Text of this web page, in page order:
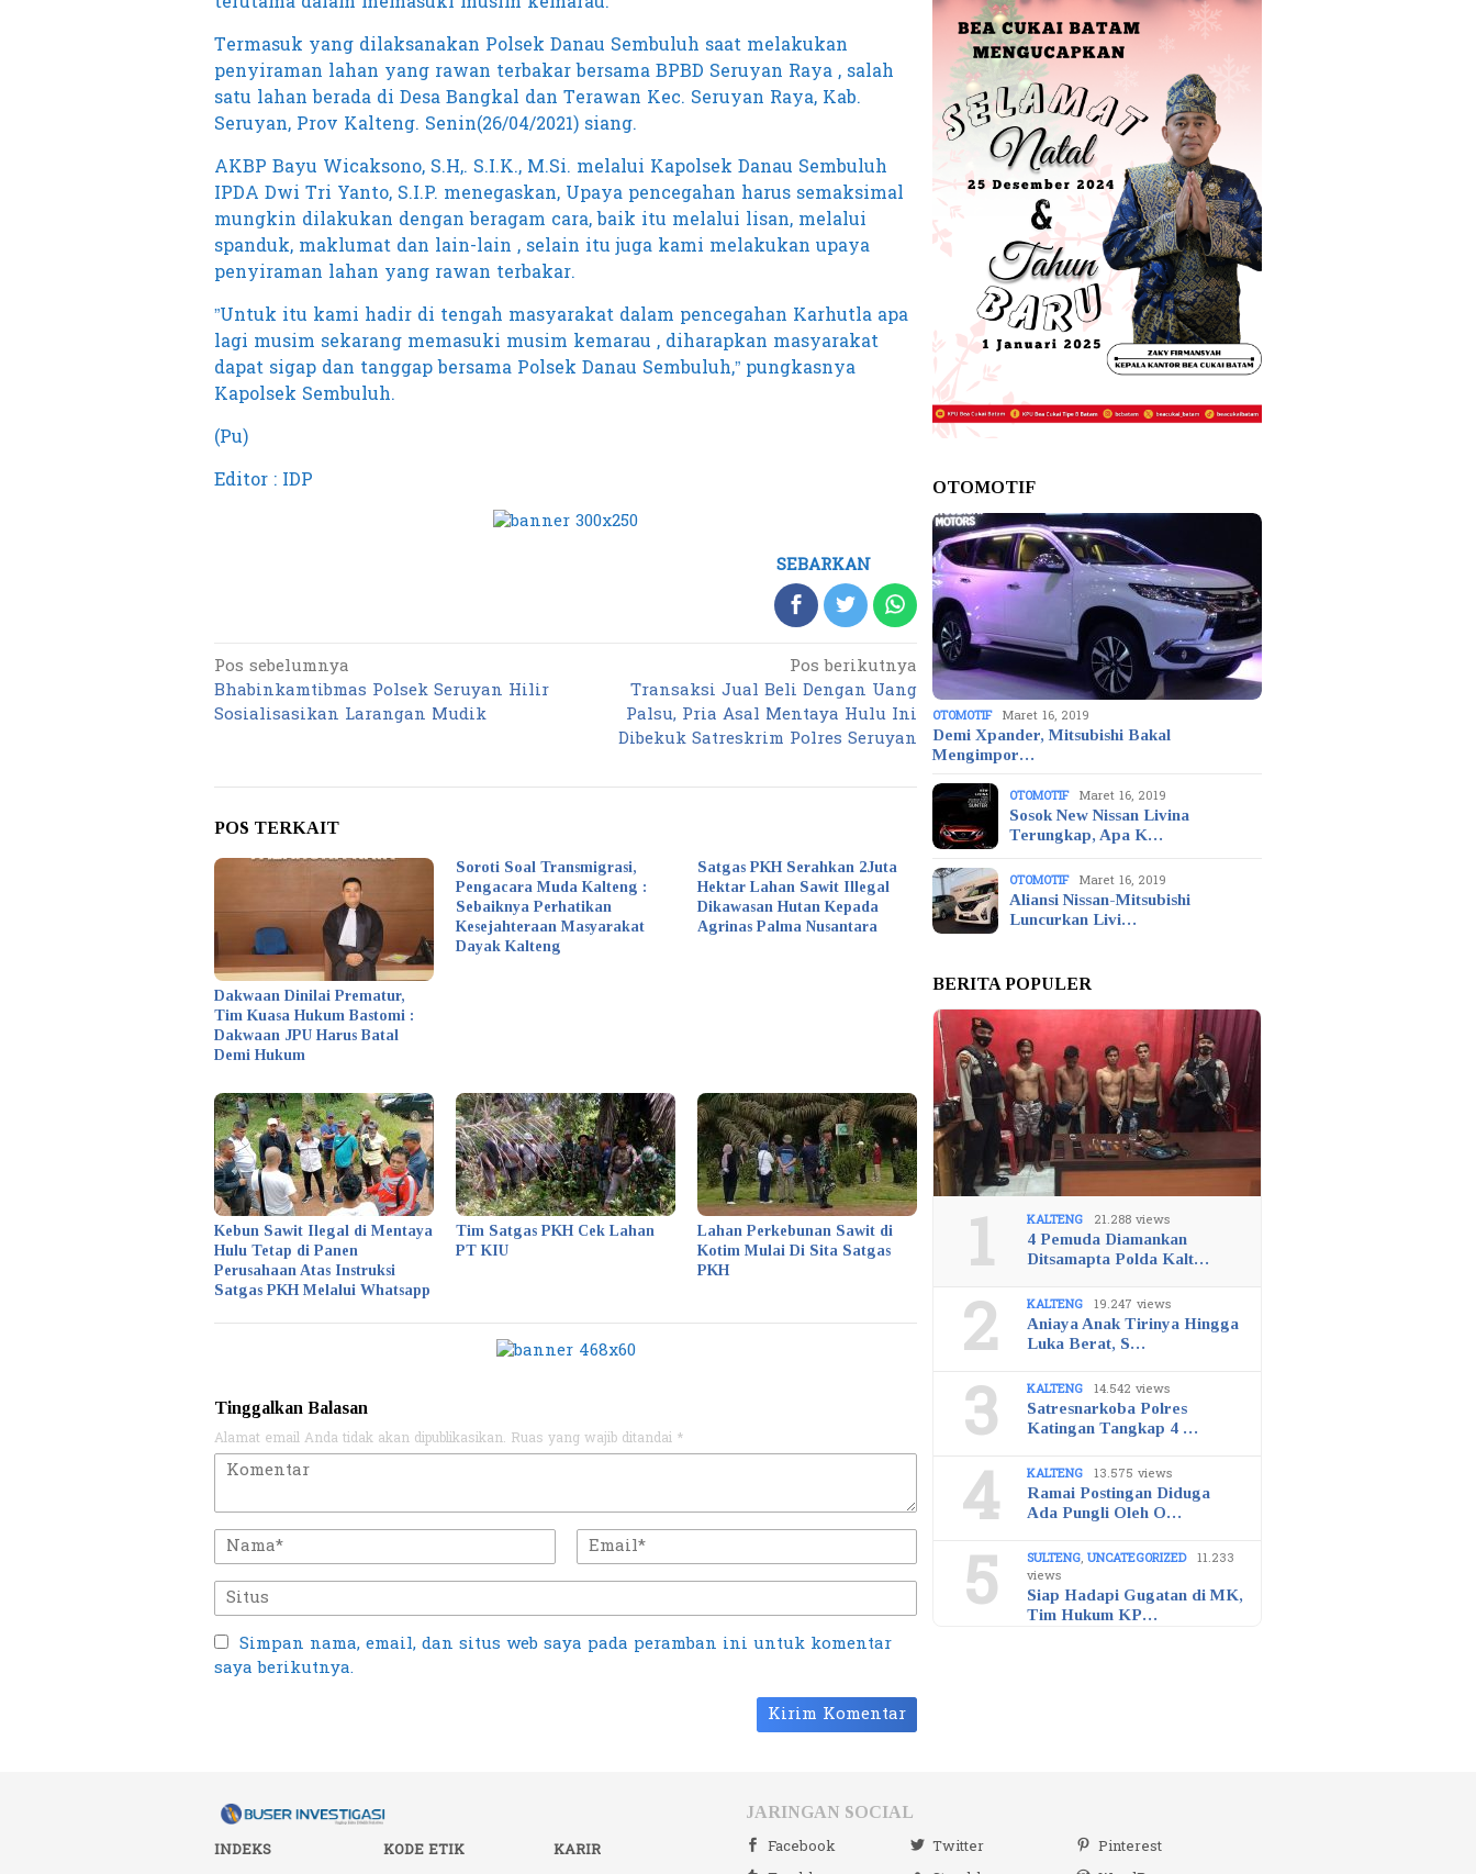
Termasuk yang dilaksanakan Polsek Danau Sembuluh saat melakukan
penyiraman lahan yang rawan terbakar bersama BPBD Seruyan Raya , salah
satu lahan berada di Desa Bangkal dan Terawan Kec. Seruyan Raya, Kab.
Seruyan, Prov Kalteng. Senin(26/04/2021) siang.
AKBP Bayu Wicaksono, S.H,. S.I.K., M.Si. melalui Kapolsek Danau Sembuluh
IPDA Dwi Tri Yanto, S.I.P. menegaskan, Upaya pencegahan harus semaksimal
mungkin dilakukan dengan beragam cara, baik itu melalui lisan, melalui
spanduk, maklumat dan lain-lain , selain itu juga kami melakukan upaya
penyiraman lahan yang rawan terbakar.
”Untuk itu kami hadir di tengah masyarakat dalam pencegahan Karhutla apa
lagi musim sekarang memasuki musim kemarau , diharapkan masyarakat
dapat sigap dan tanggap bersama Polsek Danau Sembuluh,” pungkasnya
Kapolsek Sembuluh.
(Pu)
Editor : IDP
SEBARKAN
Navigasi
pos
Pos sebelumnya
Bhabinkamtibmas Polsek Seruyan Hilir
Sosialisasikan Larangan Mudik
Pos berikutnya
Transaksi Jual Beli Dengan Uang
Palsu, Pria Asal Mentaya Hulu Ini
Dibekuk Satreskrim Polres Seruyan
POS TERKAIT
Dakwaan Dinilai Prematur,
Tim Kuasa Hukum Bastomi :
Dakwaan JPU Harus Batal
Demi Hukum
Soroti Soal Transmigrasi,
Pengacara Muda Kalteng :
Sebaiknya Perhatikan
Kesejahteraan Masyarakat
Dayak Kalteng
Satgas PKH Serahkan 2Juta
Hektar Lahan Sawit Illegal
Dikawasan Hutan Kepada
Agrinas Palma Nusantara
Kebun Sawit Ilegal di Mentaya
Hulu Tetap di Panen
Perusahaan Atas Instruksi
Satgas PKH Melalui Whatsapp
Tim Satgas PKH Cek Lahan
PT KIU
Lahan Perkebunan Sawit di
Kotim Mulai Di Sita Satgas
PKH
Tinggalkan Balasan
Alamat email Anda tidak akan dipublikasikan. Ruas yang wajib ditandai *
Simpan nama, email, dan situs web saya pada peramban ini untuk komentar
saya berikutnya.
OTOMOTIF
OTOMOTIF Maret 16, 2019
Demi Xpander, Mitsubishi Bakal
Mengimpor…
OTOMOTIF Maret 16, 2019
Sosok New Nissan Livina
Terungkap, Apa K…
OTOMOTIF Maret 16, 2019
Aliansi Nissan-Mitsubishi
Luncurkan Livi…
BERITA POPULER
1 KALTENG 21.288 views
4 Pemuda Diamankan
Ditsamapta Polda Kalt…
2 KALTENG 19.247 views
Aniaya Anak Tirinya Hingga
Luka Berat, S…
3 KALTENG 14.542 views
Satresnarkoba Polres
Katingan Tangkap 4 …
4 KALTENG 13.575 views
Ramai Postingan Diduga
Ada Pungli Oleh O…
5 SULTENG,UNCATEGORIZED 11.233
views
Siap Hadapi Gugatan di MK,
Tim Hukum KP…
INDEKS KODE ETIK
KARIR
JARINGAN SOCIAL
Facebook Twitter
Pinterest